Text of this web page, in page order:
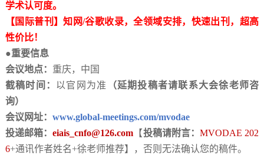
学术认可度。
【国际普刊】知网/谷歌收录，全领域安排，快速出刊，超高
性价比！
●重要信息
会议地点： 重庆，中国
截稿时间： 以官网为准
（延期投稿者请联系大会徐老师咨
询）
会议网址： www.global-meetings.com/mvodae
投递邮箱：eiais_cnfo@126.com 【投稿请附言： MVODAE 202
6+通讯作者姓名+徐老师推荐】，否则无法确认您的稿件。